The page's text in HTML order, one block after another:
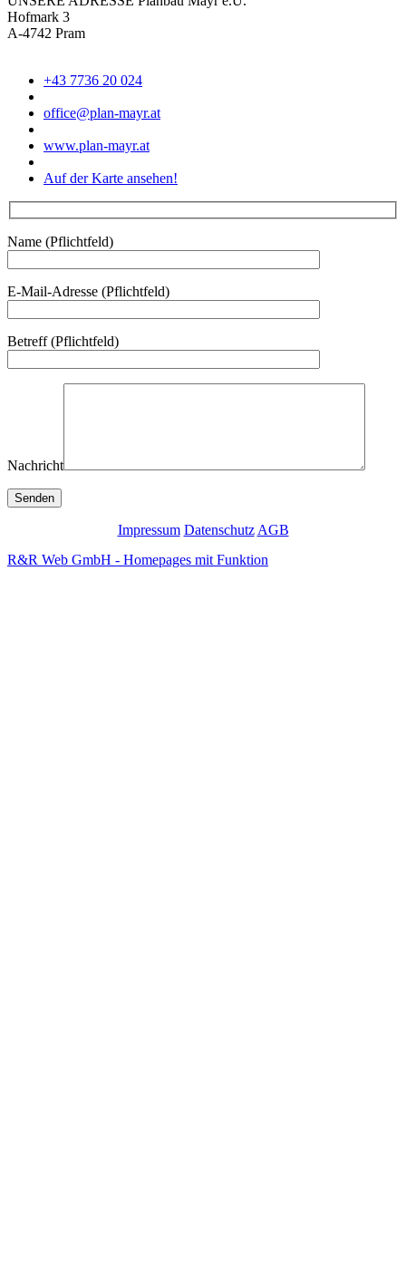
Hofmark 3
A-4742 Pram
+43 7736 20 024
office@plan-mayr.at
www.plan-mayr.at
Auf der Karte ansehen!
Name (Pflichtfeld)
E-Mail-Adresse (Pflichtfeld)
Betreff (Pflichtfeld)
Nachricht
Impressum Datenschutz AGB
R&R Web GmbH - Homepages mit Funktion